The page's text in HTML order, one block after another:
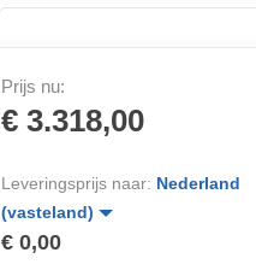
Prijs nu:
€ 3.318,00
Leveringsprijs naar: Nederland
(vasteland)
€ 0,00